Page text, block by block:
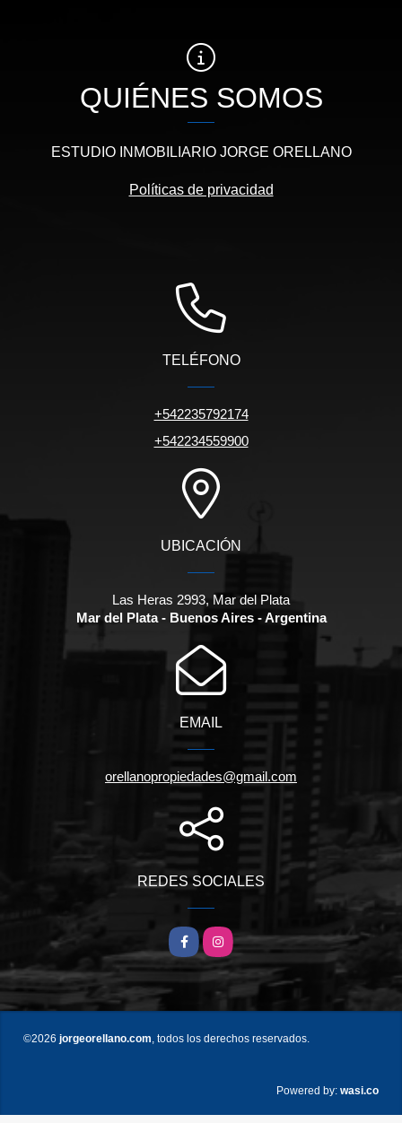
QUIÉNES SOMOS
ESTUDIO INMOBILIARIO JORGE ORELLANO
Políticas de privacidad
TELÉFONO
+542235792174
+542234559900
UBICACIÓN
Las Heras 2993, Mar del Plata
Mar del Plata - Buenos Aires - Argentina
EMAIL
orellanopropiedades@gmail.com
REDES SOCIALES
FacebookInstagram
©2026 jorgeorellano.com, todos los derechos reservados.
Powered by: wasi.co